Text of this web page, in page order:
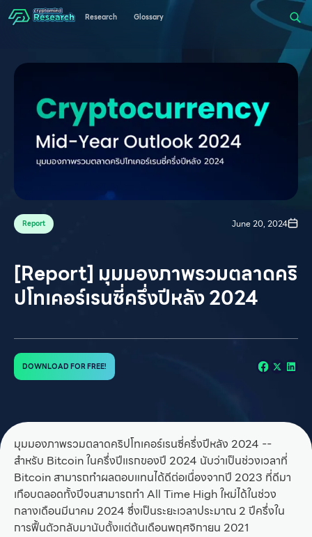
Research Glossary
Report June 20, 2024
[Report] มุมมองภาพรวมตลาดคริ
ปโทเคอร์เรนซี่ครึ่งปีหลัง 2024
DOWNLOAD FOR FREE!
มุมมองภาพรวมตลาดคริปโทเคอร์เรนซี่ครึ่งปีหลัง 2024 --
สำหรับ Bitcoin ในครึ่งปีแรกของปี 2024 นับว่าเป็นช่วงเวลาที่
Bitcoin สามารถทำผลตอบแทนได้ดีต่อเนื่องจากปี 2023 ที่ดีมา
เกือบตลอดทั้งปีจนสามารถทำ All Time High ใหม่ได้ในช่วง
กลางเดือนมีนาคม 2024 ซึ่งเป็นระยะเวลาประมาณ 2 ปีครึ่งใน
การฟื้นตัวกลับมานับตั้งแต่ต้นเดือนพฤศจิกายน 2021